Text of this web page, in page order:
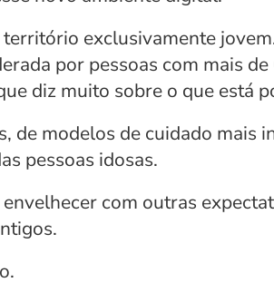
exclusivamente
por pessoas com mais
diz muito sobre o que está
de modelos de cuidado mais
pessoas idosas.
com outras